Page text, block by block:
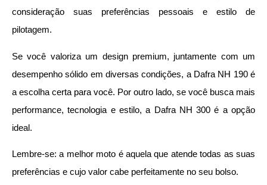
consideração suas preferências pessoais e estilo de
pilotagem.
Se você valoriza um design premium, juntamente com um
desempenho sólido em diversas condições, a Dafra NH 190 é
a escolha certa para você. Por outro lado, se você busca mais
performance, tecnologia e estilo, a Dafra NH 300 é a opção
ideal.
Lembre-se: a melhor moto é aquela que atende todas as suas
preferências e cujo valor cabe perfeitamente no seu bolso.